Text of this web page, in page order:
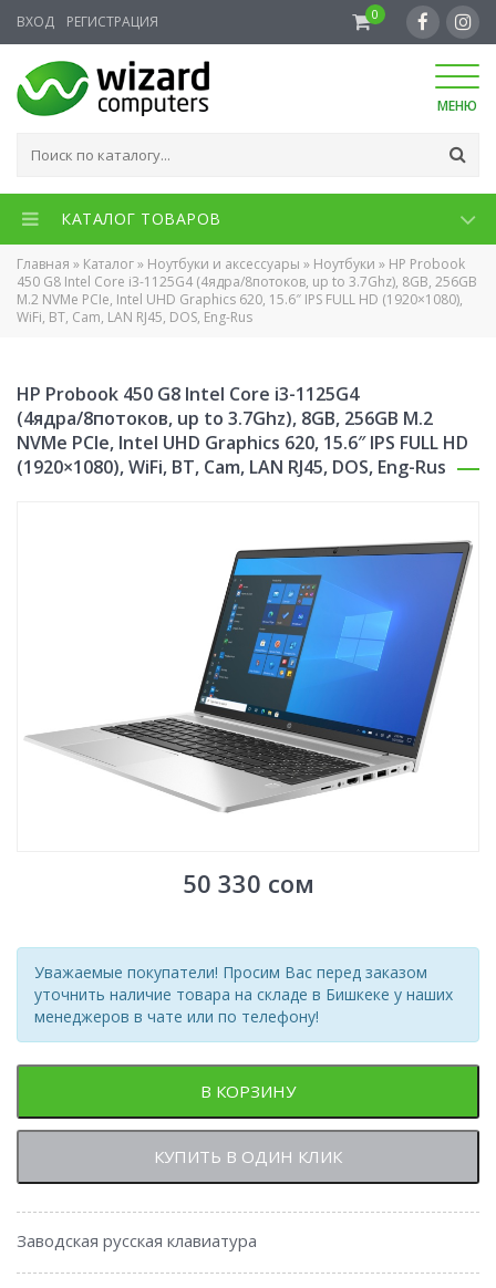
ВХОД РЕГИСТРАЦИЯ 0
МЕНЮ
КАТАЛОГ ТОВАРОВ
Главная » Каталог» Ноутбуки и аксессуары » Ноутбуки » HP Probook
450 G8 Intel Core i3-1125G4 (4ядра/8потоков, up to 3.7Ghz), 8GB, 256GB
M.2 NVMe PCIe, Intel UHD Graphics 620, 15.6″ IPS FULL HD (1920×1080),
WiFi, BT, Cam, LAN RJ45, DOS, Eng-Rus
HP Probook 450 G8 Intel Core i3-1125G4
(4ядра/8потоков, up to 3.7Ghz), 8GB, 256GB M.2
NVMe PCIe, Intel UHD Graphics 620, 15.6″ IPS FULL HD
(1920×1080), WiFi, BT, Cam, LAN RJ45, DOS, Eng-Rus
50 330 сом
Уважаемые покупатели! Просим Вас перед заказом
уточнить наличие товара на складе в Бишкеке у наших
менеджеров в чате или по телефону!
В КОРЗИНУ
КУПИТЬ В ОДИН КЛИК
Заводская русская клавиатура